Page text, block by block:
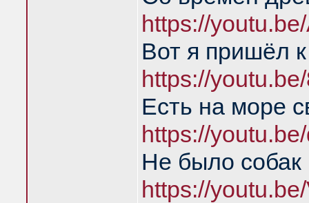
https://
Вот я пришёл
https://
Есть на море
https://
Не было собак
https://